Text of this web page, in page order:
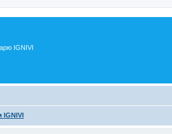
IGNIVI
IGNIVI